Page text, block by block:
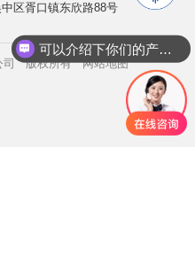
区胥口镇东欣路88号
司 版权所有网站地图
可以介绍下你们的产品么